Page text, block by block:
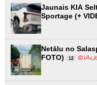
Jaunais KIA
Sportage (+
Netālu no
FOTO)
12